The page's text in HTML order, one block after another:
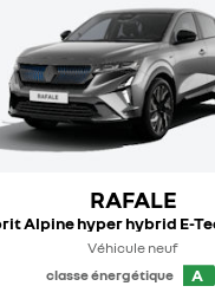
RAFALE
Véhicule neuf
classe énergétique
A